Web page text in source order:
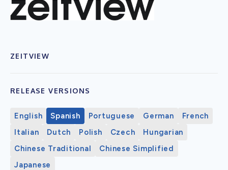
ZEITVIEW
RELEASE VERSIONS
English Spanish Portuguese German
French
Italian
Dutch Polish Czech
Hungarian
Chinese Traditional
Chinese Simplified
Japanese